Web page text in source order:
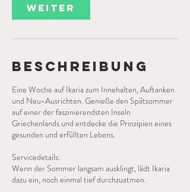
p
.
2
2
7
Weiter
Beschreibung
Eine Woche auf Ikaria zum Innehalten, Auftanken
und Neu-Ausrichten. Genieße den Spätsommer
auf einer der faszinierendsten Inseln
Griechenlands und entdecke die Prinzipien eines
gesunden und erfüllten Lebens.
Servicedetails:
Wenn der Sommer langsam ausklingt, lädt Ikaria
dazu ein, noch einmal tief durchzuatmen.